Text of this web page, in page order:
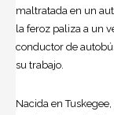
maltratada en un
la feroz paliza a un
conductor de
su trabajo.
Nacida en